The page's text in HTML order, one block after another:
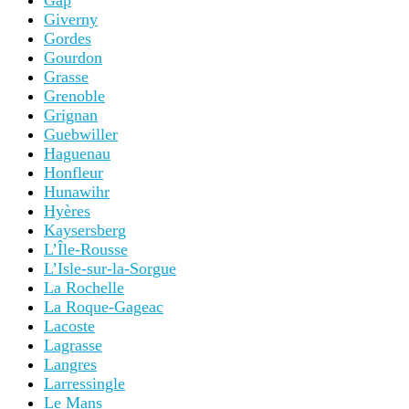
Giverny
Gordes
Gourdon
Grasse
Grenoble
Grignan
Guebwiller
Haguenau
Honfleur
Hunawihr
Hyères
Kaysersberg
L’Île-Rousse
L’Isle-sur-la-Sorgue
La Rochelle
La Roque-Gageac
Lacoste
Lagrasse
Langres
Larressingle
Le Mans